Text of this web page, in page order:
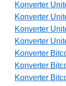
Konverter
Konverter
Konverter
Konverter
Konverter
Konverter
Konverter